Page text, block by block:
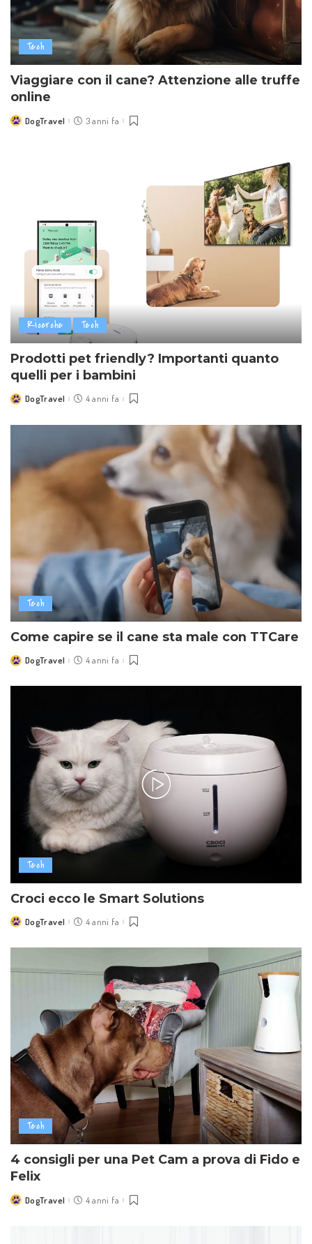
Tech
Viaggiare con il cane? Attenzione alle truffe
online
PostedDogTravel 3 anni fa
Ricerche Tech
Prodotti pet friendly? Importanti quanto
quelli per i bambini
PostedDogTravel 4 anni fa
Tech
Come capire se il cane sta male con TTCare
PostedDogTravel 4 anni fa
Tech
Croci ecco le Smart Solutions
PostedDogTravel 4 anni fa
Tech
4 consigli per una Pet Cam a prova di Fido e
Felix
PostedDogTravel 4 anni fa